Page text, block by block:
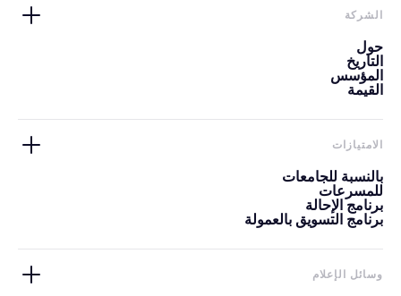
الشركة
حول
التاريخ
المؤسس
القيمة
الامتيازات
بالنسبة للجامعات
للمسرعات
برنامج الإحالة
برنامج التسويق بالعمولة
وسائل الإعلام